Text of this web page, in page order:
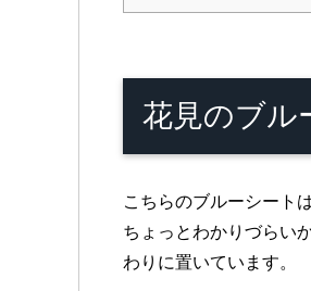
花見のブル
こちらのブルーシート
ちょっとわかりづらい
わりに置いています。